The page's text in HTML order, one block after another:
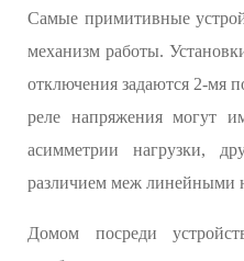
Самые примитивные
механизм работы.
отключения задаются 2-мя
реле напряжения могут
асимметрии нагрузки,
различием меж линейными
Домом посреди